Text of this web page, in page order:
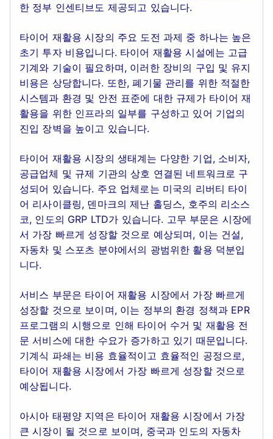
한 정부 인센티브도 제공되고 있습니다.
타이어 재활용 시장의 주요 도전 과제 중 하나는 높은
초기 투자 비용입니다. 타이어 재활용 시설에는 고급
기계와 기술이 필요하며, 이러한 장비의 구입 및 유지
비용은 상당합니다. 또한, 폐기물 관리를 위한 적절한
시스템과 환경 및 안전 표준에 대한 규제가 타이어 재
활용을 위한 인프라의 일부를 구성하고 있어 기업의
진입 장벽을 높이고 있습니다.
타이어 재활용 시장의 생태계는 다양한 기업, 소비자,
공급업체 및 규제 기관의 상호 연결된 네트워크로 구
성되어 있습니다. 주요 업체로는 미국의 리버티 타이
어 리사이클링, 덴마크의 제난 홀딩스, 호주의 리소스
코, 인도의 GRP LTD가 있습니다. 고무 부문은 시장에
서 가장 빠르게 성장할 것으로 예상되며, 이는 건설,
자동차 및 스포츠 분야에서의 광범위한 활용 덕분입
니다.
서비스 부문은 타이어 재활용 시장에서 가장 빠르게
성장할 것으로 보이며, 이는 정부의 환경 정책과 EPR
프로그램의 시행으로 인해 타이어 수거 및 재활용 전
문 서비스에 대한 수요가 증가하고 있기 때문입니다.
기계식 파쇄는 비용 효율적이고 효율적인 공정으로,
타이어 재활용 시장에서 가장 빠르게 성장할 것으로
예상됩니다.
아시아 태평양 지역은 타이어 재활용 시장에서 가장
큰 시장이 될 것으로 보이며, 중국과 인도의 자동차